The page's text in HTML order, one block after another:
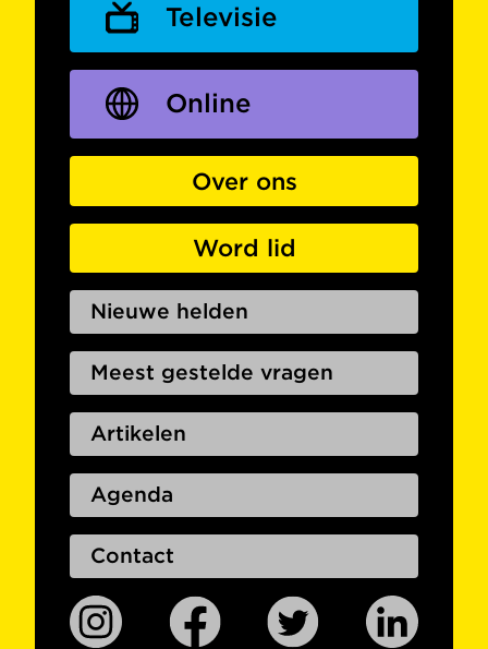
Televisie
Online
Over ons
Word lid
Nieuwe helden
Meest gestelde vragen
Artikelen
Agenda
Contact